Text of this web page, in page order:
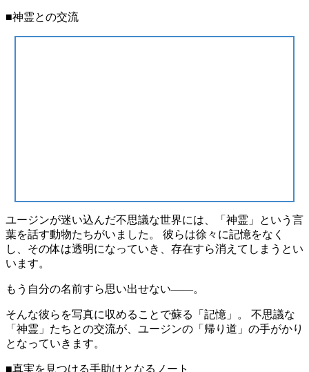
■神霊との交流
ユージンが迷い込んだ不思議な世界には、「神霊」という言
葉を話す動物たちがいました。 彼らは徐々に記憶をなく
し、その体は透明になっていき、存在すら消えてしまうとい
います。
もう自分の名前すら思い出せない——。
そんな彼らを写真に収めることで蘇る「記憶」。 不思議な
「神霊」たちとの交流が、ユージンの「帰り道」の手がかり
となっていきます。
■真実を見つける手助けとなるノート